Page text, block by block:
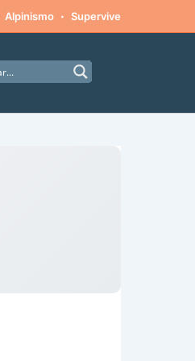
Alpinismo · Supervivencia